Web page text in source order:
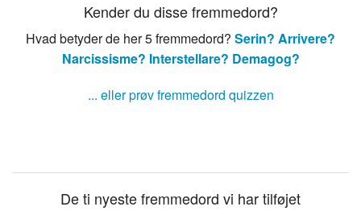
Kender du disse fremmedord?
Hvad betyder de her 5 fremmedord? Serin? Arrivere?
Narcissisme? Interstellare? Demagog?
... eller prøv fremmedord quizzen
De ti nyeste fremmedord vi har tilføjet